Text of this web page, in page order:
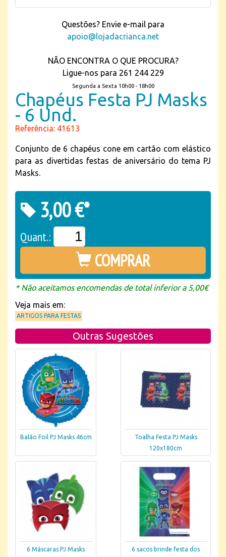
Questões? Envie e-mail para
apoio@lojadacrianca.net
NÃO ENCONTRA O QUE PROCURA?
Ligue-nos para 261 244 229
Segunda a Sexta 10h00 - 18h00
Chapéus Festa PJ Masks
- 6 Und.
Referência: 41613
Conjunto de 6 chapéus cone em cartão com elástico
para as divertidas festas de aniversário do tema PJ
Masks.
3,00 €*
Quant.:
COMPRAR
* Não aceitamos encomendas de total inferior a 5,00€
Veja mais em:
ARTIGOS PARA FESTAS
Outras Sugestões
Balão Foil PJ Masks 46cm
Toalha Festa PJ Masks
120x180cm
6 Máscaras PJ Masks 6 sacos brinde festa dos